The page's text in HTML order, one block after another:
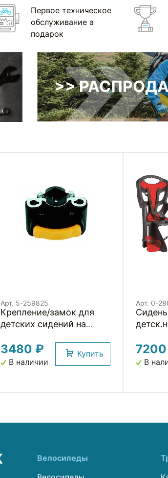
Первое техническое
обслуживание а
подарок
>>
Арт. 5-259825
Крепление/замок для
детских сидений на
3480 ₽
В наличии
Купить
Арт. 0-
7лет/
В
Велосипеды